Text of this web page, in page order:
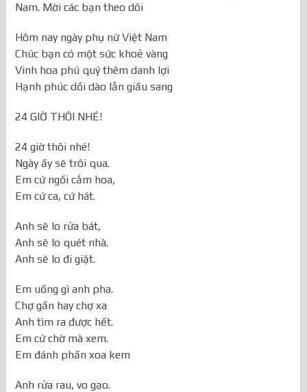
Nam. Mời các bạn theo dõi
Hôm nay ngày phụ nữ Việt Nam
Chúc bạn có một sức khoẻ vàng
Vinh hoa phú quý thêm danh lợi
Hạnh phúc dồi dào lẫn giầu sang
24 GIỜ THÔI NHÉ!
24 giờ thôi nhé!
Ngày ấy sẽ trôi qua.
Em cứ ngồi cắm hoa,
Em cứ ca, cứ hát.
Anh sẽ lo rửa bát,
Anh sẽ lo quét nhà.
Anh sẽ lo đi giặt.
Em uống gì anh pha.
Chợ gần hay chợ xa
Anh tìm ra được hết.
Em cứ chờ mà xem.
Em đánh phấn xoa kem
Anh rửa rau, vo gạo.